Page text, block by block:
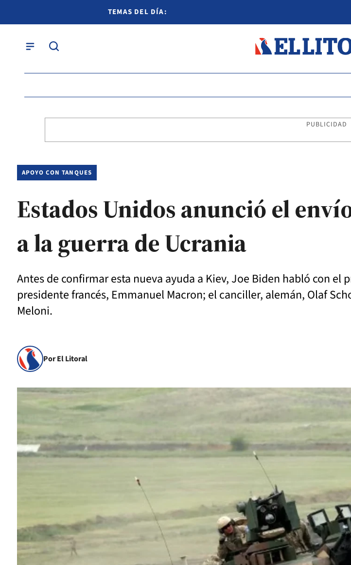
TEMAS DEL DÍA:
PUBLICIDAD
APOYO CON TANQUES
Estados Unidos anunció el
a la guerra de Ucrania
Antes de confirmar esta nueva ayuda a Kiev, Joe Biden habló con
presidente francés, Emmanuel Macron; el canciller, alemán, Olaf
Meloni.
Por El Litoral